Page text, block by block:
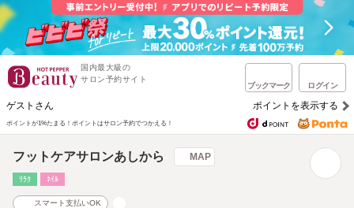
国内最大級の
サロン予約サイト
ブックマーク ログイン
ゲストさん ポイントを表示する
ポイントが1%たまる！ ポイントはサロン予約でつかえる！
フットケアサロンあしから MAP
ﾘﾗｸ ﾈｲﾙ
スマート支払いOK